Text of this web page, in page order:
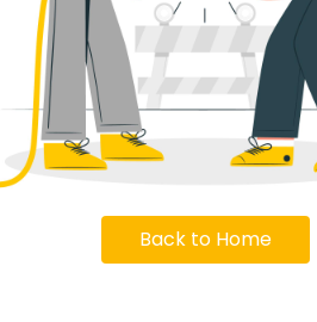
Back to Home